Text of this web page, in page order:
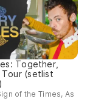
Together,
(setlist
of the Times, As